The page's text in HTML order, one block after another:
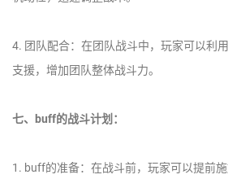
4. 团队配合：在团队战斗中，玩家可以利
支援，增加团队整体战斗力。
七、buff的战斗计划：
1. buff的准备：在战斗前，玩家可以提前